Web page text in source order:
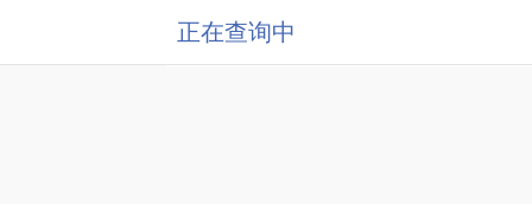
正在查询中